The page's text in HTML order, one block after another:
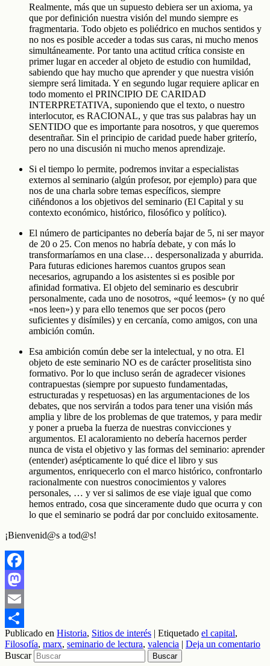
Realmente, más que un supuesto debiera ser un axioma, ya
que por definición nuestra visión del mundo siempre es
fragmentaria. Todo objeto es poliédrico en muchos sentidos y
no nos es posible acceder a todas sus caras, ni mucho menos
simultáneamente. Por tanto una actitud crítica consiste en
primer lugar en acceder al objeto de estudio con humildad,
sabiendo que hay mucho que aprender y que nuestra visión
siempre será limitada. Y en segundo lugar requiere aplicar en
todo momento el PRINCIPIO DE CARIDAD
INTERPRETATIVA, suponiendo que el texto, o nuestro
interlocutor, es RACIONAL, y que tras sus palabras hay un
SENTIDO que es importante para nosotros, y que queremos
desentrañar. Sin el principio de caridad puede haber griterío,
pero no una discusión ni mucho menos aprendizaje.
Si el tiempo lo permite, podremos invitar a especialistas
externos al seminario (algún profesor, por ejemplo) para que
nos de una charla sobre temas específicos, siempre
ciñéndonos a los objetivos del seminario (El Capital y su
contexto económico, histórico, filosófico y político).
El número de participantes no debería bajar de 5, ni ser mayor
de 20 o 25. Con menos no habría debate, y con más lo
transformaríamos en una clase… despersonalizada y aburrida.
Para futuras ediciones haremos cuantos grupos sean
necesarios, agrupando a los asistentes si es posible por
afinidad formativa. El objeto del seminario es descubrir
personalmente, cada uno de nosotros, «qué leemos» (y no qué
«nos leen») y para ello tenemos que ser pocos (pero
suficientes y disímiles) y en cercanía, como amigos, con una
ambición común.
Esa ambición común debe ser la intelectual, y no otra. El
objeto de este seminario NO es de carácter proselitista sino
formativo. Por lo que incluso serán de agradecer visiones
contrapuestas (siempre por supuesto fundamentadas,
estructuradas y respetuosas) en las argumentaciones de los
debates, que nos servirán a todos para tener una visión más
amplia y libre de los problemas de que tratemos, y para medir
y poner a prueba la fuerza de nuestras convicciones y
argumentos. El acaloramiento no debería hacernos perder
nunca de vista el objetivo y las formas del seminario: aprender
(entender) asépticamente lo qué dice el libro y sus
argumentos, enriquecerlo con el marco histórico, confrontarlo
racionalmente con nuestros conocimientos y valores
personales, … y ver si salimos de ese viaje igual que como
hemos entrado, cosa que sinceramente dudo que ocurra y con
lo que el seminario se podrá dar por concluido exitosamente.
¡Bienvenid@s a tod@s!
Facebook
Mastodon
Email
Compartir
Publicado en Historia, Sitios de interés | Etiquetado el capital,
Filosofía, marx, seminario de lectura, valencia | Deja un comentario
Buscar